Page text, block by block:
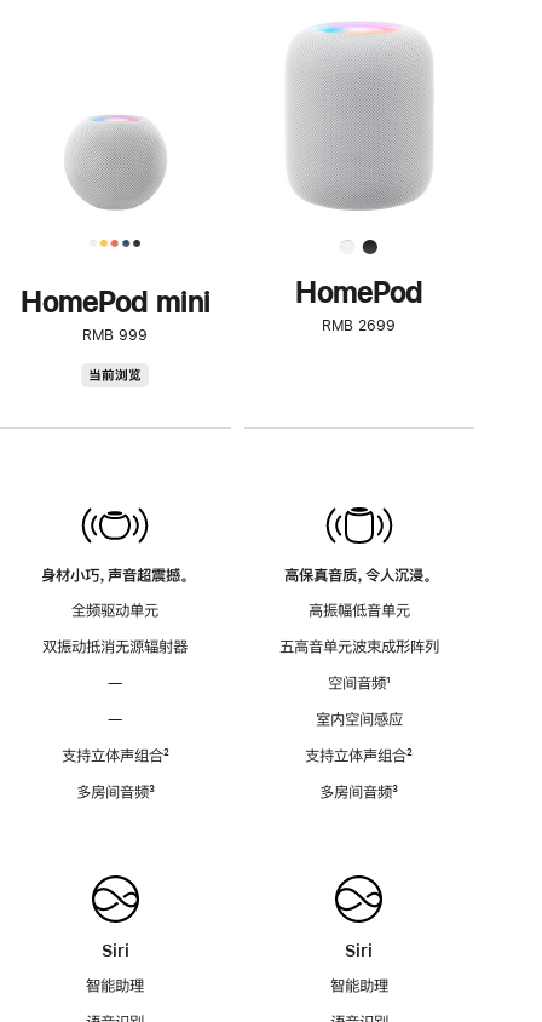
HomePod mini
RMB 999
当前浏览
身材小巧，声音超震撼。
全频驱动单元
双振动抵消无源辐射器
—
—
支持立体声组合脚
²
多房间音频脚
³
Siri
智能助理
步
了
解
HomePod<
HomePod
RMB 2699
高保真音质，令人沉浸。
高振幅低音单元
五高音单元波束成形阵列
空间音频脚
¹
室内空间感应
支持立体声组合脚
²
多房间音频脚
³
Siri
智能助理